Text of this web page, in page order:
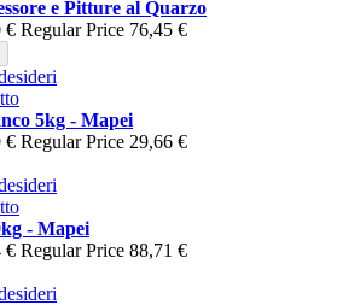
e Pitture al Quarzo
€ Regular Price 76,45 €
5kg - Mapei
€ Regular Price 29,66 €
- Mapei
€ Regular Price 88,71 €